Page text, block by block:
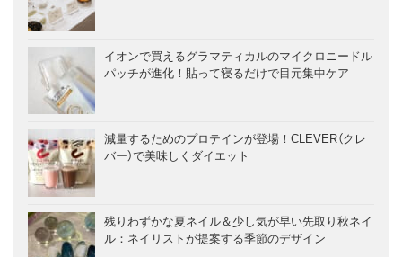
イオンで買えるグラマティカルのマイクロニードル
パッチが進化！貼って寝るだけで目元集中ケア
減量するためのプロテインが登場！CLEVER（クレ
バー）で美味しくダイエット
残りわずかな夏ネイル＆少し気が早い先取り秋ネイ
ル：ネイリストが提案する季節のデザイン